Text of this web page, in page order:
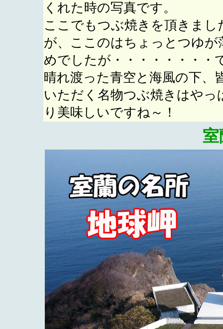
くれた時の写真です。
ここでもつぶ焼きを頂きまし
が、ここのはちょっとつゆが
めでしたが・・・・・・・・
晴れ渡った青空と海風の下、
いただく名物つぶ焼きはやっ
り美味しいですね～！